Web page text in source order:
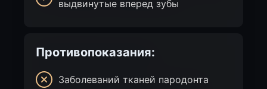
выдвинутые вперед зубы
Противопоказания:
Заболеваний тканей пародонта